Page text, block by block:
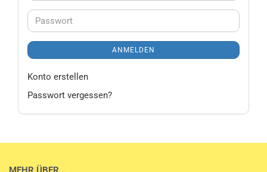
Passwort
ANMELDEN
Konto erstellen
Passwort vergessen?